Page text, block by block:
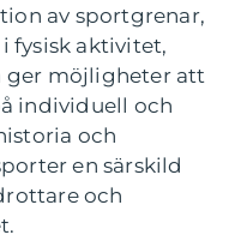
av sportgrenar,
fysisk aktivitet,
ger möjligheter att
individuell och
och
en särskild
och